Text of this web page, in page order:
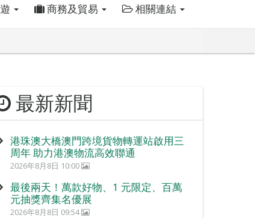
商務及貿易 相關連結
最新新聞
港珠澳大橋澳門跨境貨物轉運站啟用三
周年 助力港澳物流高效聯通
2026年8月8日 10:00
最後兩天！萬款好物、1 元限定、百萬
元抽獎齊集名優展
2026年8月8日 09:54